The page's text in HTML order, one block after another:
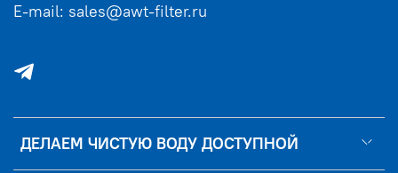
ДЕЛАЕМ ЧИСТУЮ ВОДУ ДОСТУПНОЙ
E-mail: sales@awt-filter.ru